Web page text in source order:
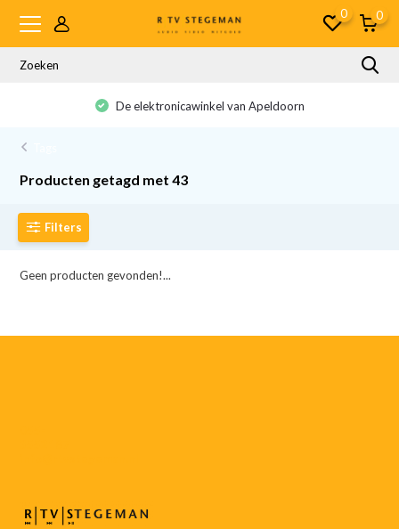
0 0
De elektronicawinkel van Apeldoorn
Producten getagd met 43
Filters
Geen producten gevonden!...